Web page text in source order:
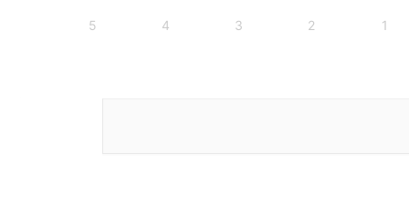
1
2
3
4
5